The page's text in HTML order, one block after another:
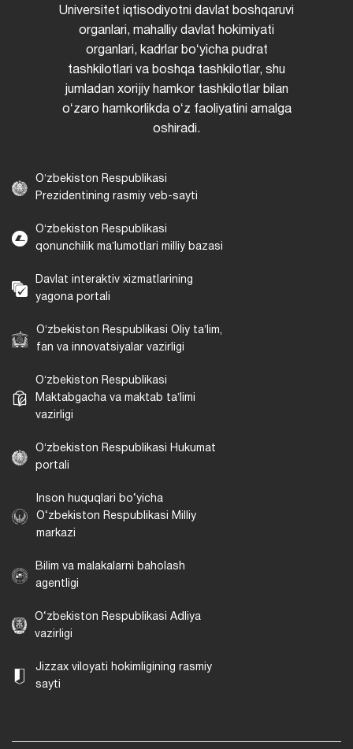
Universitet iqtisodiyotni davlat boshqaruvi
organlari, mahalliy davlat hokimiyati
organlari, kadrlar boʻyicha pudrat
tashkilotlari va boshqa tashkilotlar, shu
jumladan xorijiy hamkor tashkilotlar bilan
oʻzaro hamkorlikda oʻz faoliyatini amalga
oshiradi.
Oʻzbekiston Respublikasi
Prezidentining rasmiy veb-sayti
Oʻzbekiston Respublikasi
qonunchilik maʼlumotlari milliy bazasi
Davlat interaktiv xizmatlarining
yagona portali
Oʻzbekiston Respublikasi Oliy taʼlim,
fan va innovatsiyalar vazirligi
Oʻzbekiston Respublikasi
Maktabgacha va maktab taʼlimi
vazirligi
Oʻzbekiston Respublikasi Hukumat
portali
Inson huquqlari bo‘yicha
O‘zbekiston Respublikasi Milliy
markazi
Bilim va malakalarni baholash
agentligi
O‘zbekiston Respublikasi Adliya
vazirligi
Jizzax viloyati hokimligining rasmiy
sayti